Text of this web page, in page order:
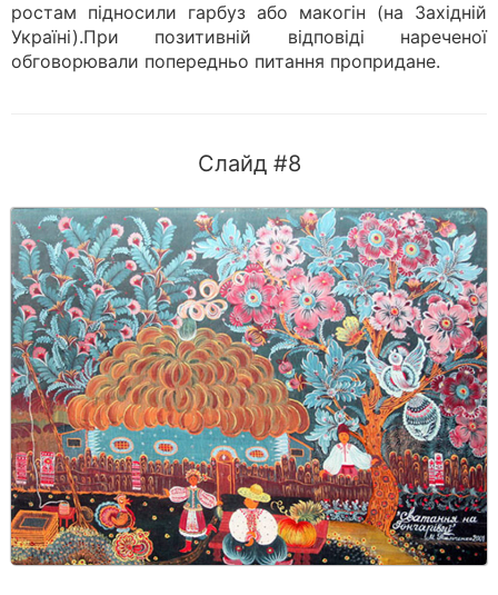
ростам підносили гарбуз або макогін (на Західній
Україні).При позитивній відповіді нареченої
обговорювали попередньо питання пропридане.
Слайд #8